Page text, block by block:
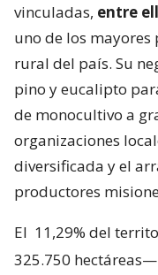
vinculadas, entre
uno de los
rural del país. Su
pino y eucalipto
de monocultivo a
organizaciones
diversificada y el
productores
El 11,29% del
325.750